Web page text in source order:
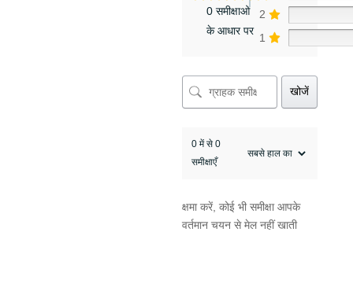
0 समीक्षाओं
के आधार पर
2
1
खोजें
0 में से 0
समीक्षाएँ
क्षमा करें, कोई भी समीक्षा आपके
वर्तमान चयन से मेल नहीं खाती